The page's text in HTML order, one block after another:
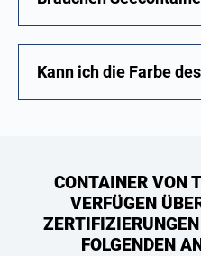
Kann ich die Farbe
CONTAINER VON
VERFÜGEN
FOLGENDEN